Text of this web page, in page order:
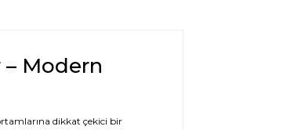
Modern
dikkat çekici bir